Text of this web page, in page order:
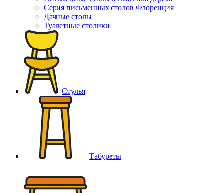
Серия письменных столов Флоренция
Дачные столы
Туалетные столики
Стулья
Табуреты